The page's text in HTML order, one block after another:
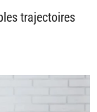
trajectoires